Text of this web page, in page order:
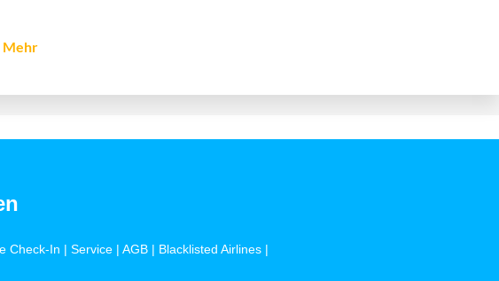
Mehr
Check-In | Service| AGB| Blacklisted Airlines|